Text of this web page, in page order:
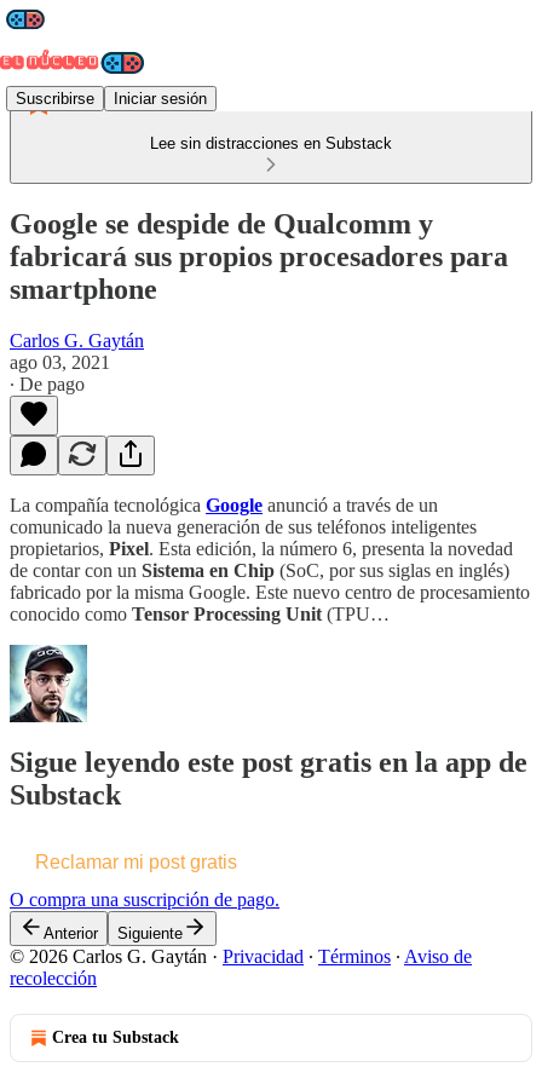
Suscribirse Iniciar sesión
Lee sin distracciones en Substack
Google se despide de Qualcomm y
fabricará sus propios procesadores para
smartphone
Carlos G. Gaytán
ago 03, 2021
∙ De pago
La compañía tecnológica Google anunció a través de un
comunicado la nueva generación de sus teléfonos inteligentes
propietarios, Pixel. Esta edición, la número 6, presenta la novedad
de contar con un Sistema en Chip (SoC, por sus siglas en inglés)
fabricado por la misma Google. Este nuevo centro de procesamiento
conocido como Tensor Processing Unit (TPU…
Sigue leyendo este post gratis en la app de
Substack
Reclamar mi post gratis
O compra una suscripción de pago.
Anterior Siguiente
© 2026 Carlos G. Gaytán · Privacidad ∙ Términos ∙ Aviso de
recolección
Crea tu Substack